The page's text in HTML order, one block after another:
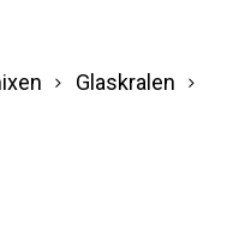
Glaskralen